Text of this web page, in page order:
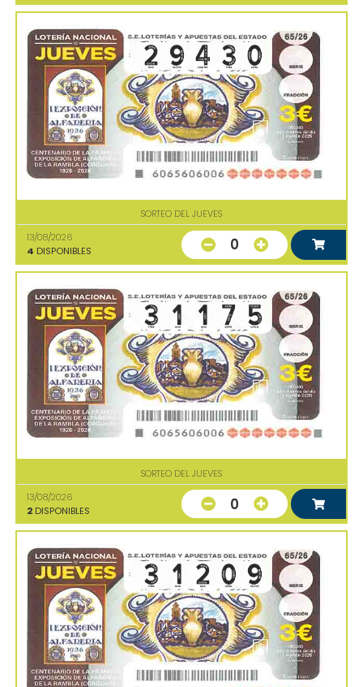
SORTEO DEL JUEVES
13/08/2026
4 DISPONIBLES 0
SORTEO DEL JUEVES
13/08/2026
2 DISPONIBLES 0